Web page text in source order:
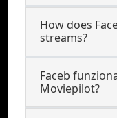
How does
streams?
Faceb
Moviepilot?